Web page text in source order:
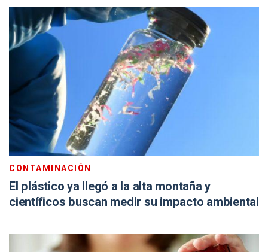
CONTAMINACIÓN
El plástico ya llegó a la alta montaña y
científicos buscan medir su impacto ambiental